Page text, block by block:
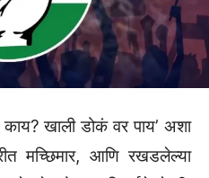
खाली डोकं वर पाय’ अशा
मच्छिमार, आणि रखडलेल्या